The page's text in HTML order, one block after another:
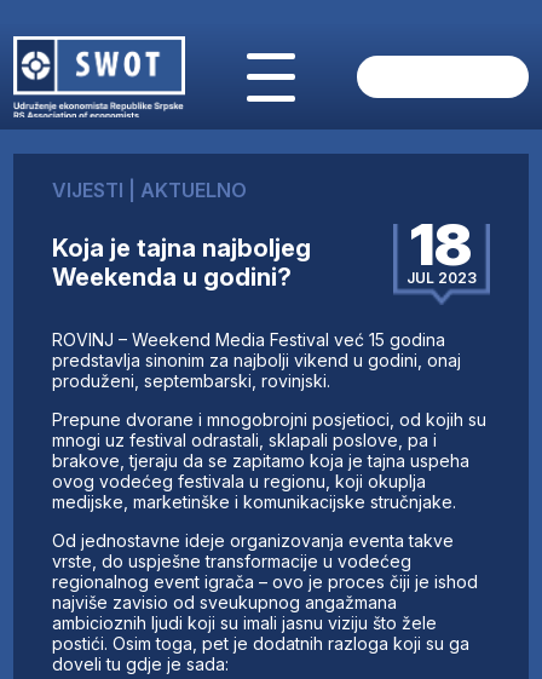
O NAMA
AKTUELNO
ANALIZE
FINANSIJE
IZ STRANIH MEDIJA
AKTIVNOSTI
SWOT INTERVJU
UČLANI SE
KONTAKT
VIJESTI AKTUELNO
Koja je tajna najboljeg
Weekenda u godini?
18
JUL 2023
ROVINJ – Weekend Media Festival već 15 godina
predstavlja sinonim za najbolji vikend u godini, onaj
produženi, septembarski, rovinjski.
Prepune dvorane i mnogobrojni posjetioci, od kojih su
mnogi uz festival odrastali, sklapali poslove, pa i
brakove, tjeraju da se zapitamo koja je tajna uspeha
ovog vodećeg festivala u regionu, koji okuplja
medijske, marketinške i komunikacijske stručnjake.
Od jednostavne ideje organizovanja eventa takve
vrste, do uspješne transformacije u vodećeg
regionalnog event igrača – ovo je proces čiji je ishod
najviše zavisio od sveukupnog angažmana
ambicioznih ljudi koji su imali jasnu viziju što žele
postići. Osim toga, pet je dodatnih razloga koji su ga
doveli tu gdje je sada: